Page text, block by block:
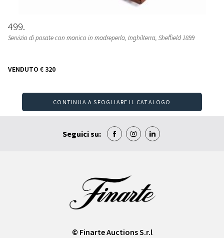
499
Servizio di posate con manico in madreperla, Inghilterra, Sheffield 1899
VENDUTO € 320
CONTINUA A SFOGLIARE IL CATALOGO
Seguici su:
© Finarte Auctions S.r.l